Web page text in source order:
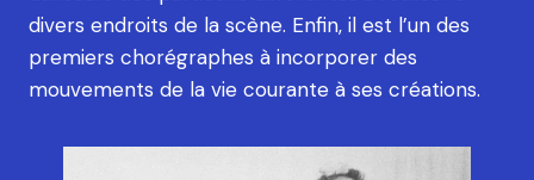
divers endroits de la scène. Enfin, il est l’un des
premiers chorégraphes à incorporer des
mouvements de la vie courante à ses créations.